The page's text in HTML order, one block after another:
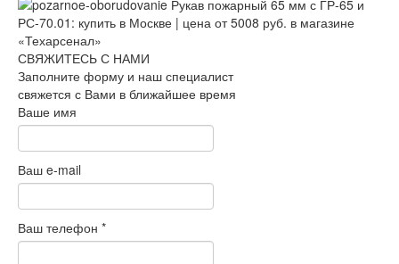
СВЯЖИТЕСЬ С НАМИ
Заполните форму и наш специалист
свяжется с Вами в ближайшее время
Ваше имя
Ваш e-mail
Ваш телефон *